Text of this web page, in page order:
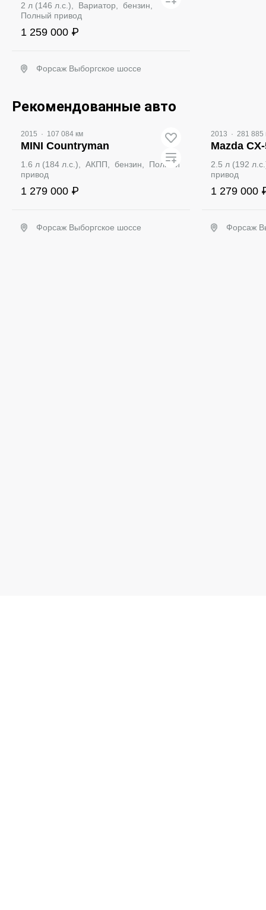
2 л (146 л.с.), Вариатор, бензин,
Полный привод
1 259 000 ₽
Форсаж Выборгское шоссе
Рекомендованные авто
2015 · 107 084 км
MINI Countryman
1.6 л (184 л.с.), АКПП, бензин, Полный
привод
1 279 000 ₽
Форсаж Выборгское шоссе
2013 · 281 885
Mazda
2.5 л (192
привод
1 279 000
Форсаж